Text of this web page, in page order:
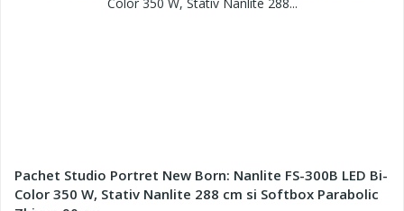
Pachet Studio Portret New Born: Nanlite FS-300B LED Bi-
Color 350 W, Stativ Nanlite 288 cm si Softbox Parabolic